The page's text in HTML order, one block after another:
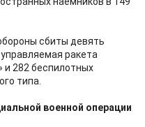
сбиты девять
ракета
282 беспилотных
типа.
военной операции